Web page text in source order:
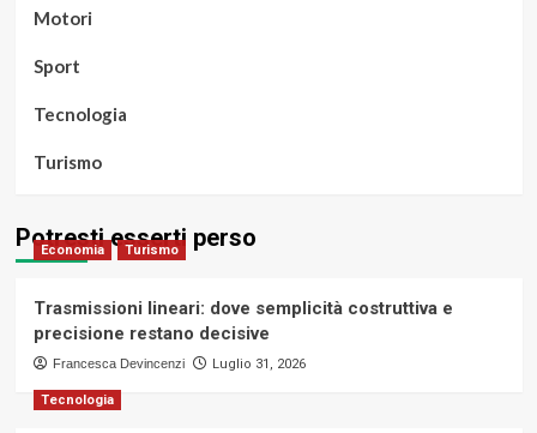
Motori
Sport
Tecnologia
Turismo
Potresti esserti perso
Economia Turismo
Trasmissioni lineari: dove semplicità costruttiva e
precisione restano decisive
Francesca Devincenzi Luglio 31, 2026
Tecnologia